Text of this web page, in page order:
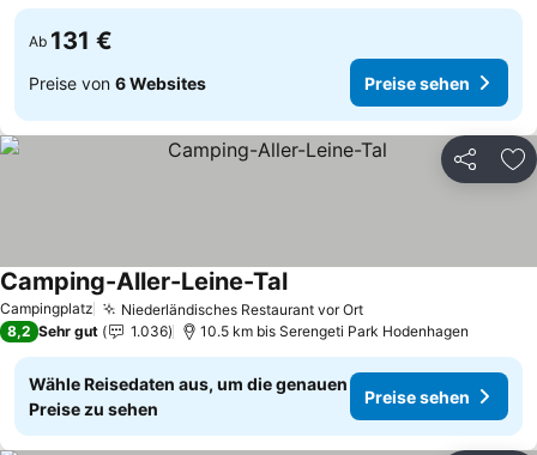
Ab 131 €
Preise von 6 Websites Preise sehen
Teilen
Campingplatz Niederländisches Restaurant vor OrtPreise sehen
Camping-Aller-Leine-TalPreise sehen
8,2 Sehr gut 1.036 10.5 km bis Serengeti Park Hodenhagen
Wähle Reisedaten aus, um die genauen
Preise zu sehen
Preise sehen